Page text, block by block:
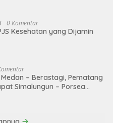
0 Komentar
Kesehatan yang Dijamin
– Berastagi, Pematang
Simalungun – Porsea